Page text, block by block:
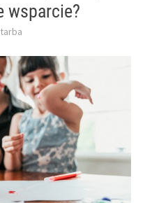
wsparcie?